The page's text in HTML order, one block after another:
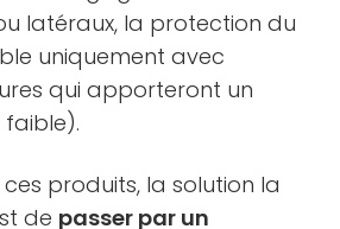
latéraux, la protection du
uniquement avec
qui apporteront un
faible).
produits, la solution la
de passer par un